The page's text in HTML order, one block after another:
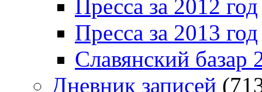
Пресса за 2012 год
Пресса за 2013 год
Славянский базар
Дневник записей